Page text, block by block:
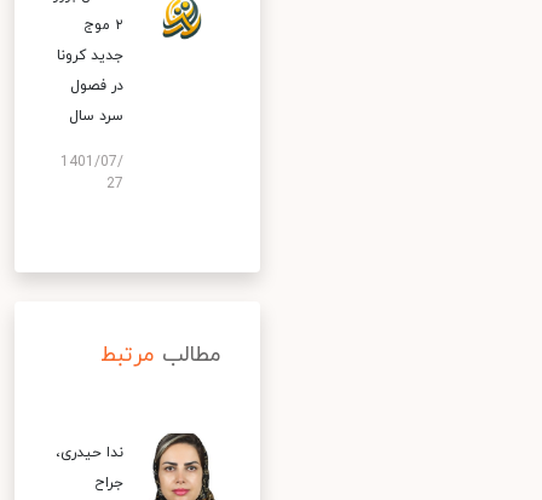
۲ موج
جدید کرونا
در فصول
سرد سال
1401/07/
27
مطالب مرتبط
ندا حیدری،
جراح